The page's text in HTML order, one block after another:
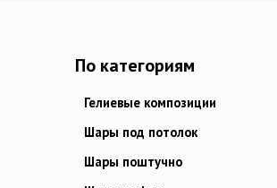
По категориям
Гелиевые композиции
Шары под потолок
Шары поштучно